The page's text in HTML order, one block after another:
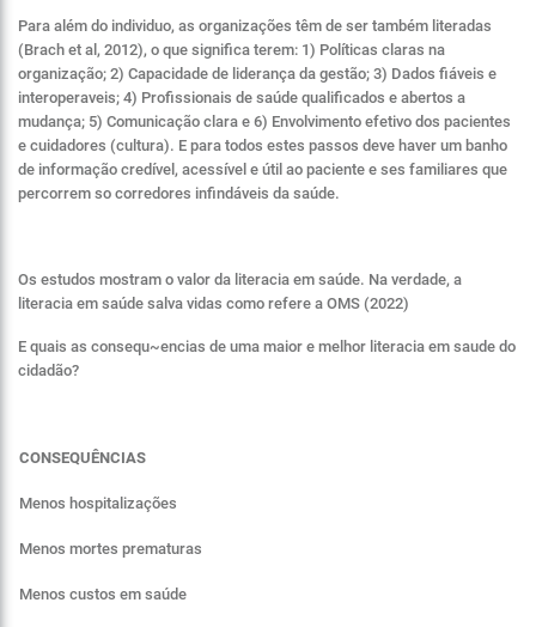
Para além do individuo, as organizações têm de ser também literadas
(Brach et al, 2012), o que significa terem: 1) Políticas claras na
organização; 2) Capacidade de liderança da gestão; 3) Dados fiáveis e
interoperaveis; 4) Profissionais de saúde qualificados e abertos a
mudança; 5) Comunicação clara e 6) Envolvimento efetivo dos pacientes
e cuidadores (cultura). E para todos estes passos deve haver um banho
de informação credível, acessível e útil ao paciente e ses familiares que
percorrem so corredores infindáveis da saúde.
Os estudos mostram o valor da literacia em saúde. Na verdade, a
literacia em saúde salva vidas como refere a OMS (2022)
E quais as consequ~encias de uma maior e melhor literacia em saude do
cidadão?
CONSEQUÊNCIAS
Menos hospitalizações
Menos mortes prematuras
Menos custos em saúde